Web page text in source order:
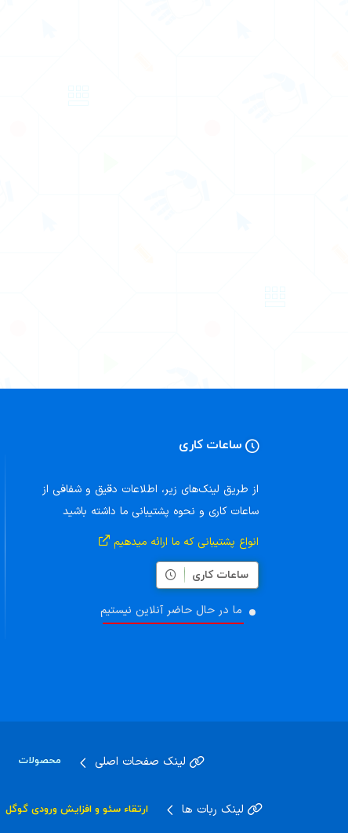
ساعات کاری
از طریق لینک‌های زیر، اطلاعات دقیق و شفافی از
ساعات کاری و نحوه پشتیبانی ما داشته باشید
انواع پشتیبانی که ما ارائه میدهیم
ساعات کاری
ما در حال حاضر آنلاین نیستیم
لینک صفحات اصلی محصولات
لینک ربات ها ارتقاء سئو و افزایش ورودی گوگل